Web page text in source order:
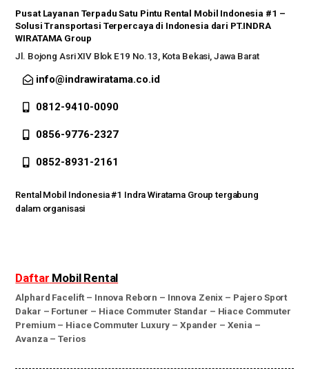
Pusat Layanan Terpadu Satu Pintu Rental Mobil Indonesia #1 –
Solusi Transportasi Terpercaya di Indonesia dari PT.INDRA
WIRATAMA Group
Jl. Bojong Asri XIV Blok E19 No.13, Kota Bekasi, Jawa Barat
info@indrawiratama.co.id
0812-9410-0090
0856-9776-2327
0852-8931-2161
Rental Mobil Indonesia #1 Indra Wiratama Group tergabung
dalam organisasi
Daftar Mobil Rental
Alphard Facelift – Innova Reborn – Innova Zenix – Pajero Sport
Dakar – Fortuner – Hiace Commuter Standar – Hiace Commuter
Premium – Hiace Commuter Luxury – Xpander – Xenia –
Avanza –Terios